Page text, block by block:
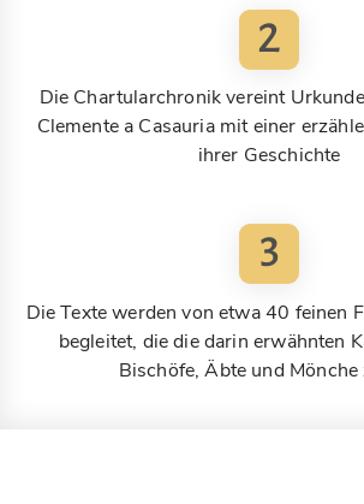
2
Die Chartularchronik vereint
Clemente a Casauria mit einer
ihrer Geschichte
3
Die Texte werden von etwa 40 feinen
begleitet, die die darin erwähnten
Bischöfe, Äbte und Mönche